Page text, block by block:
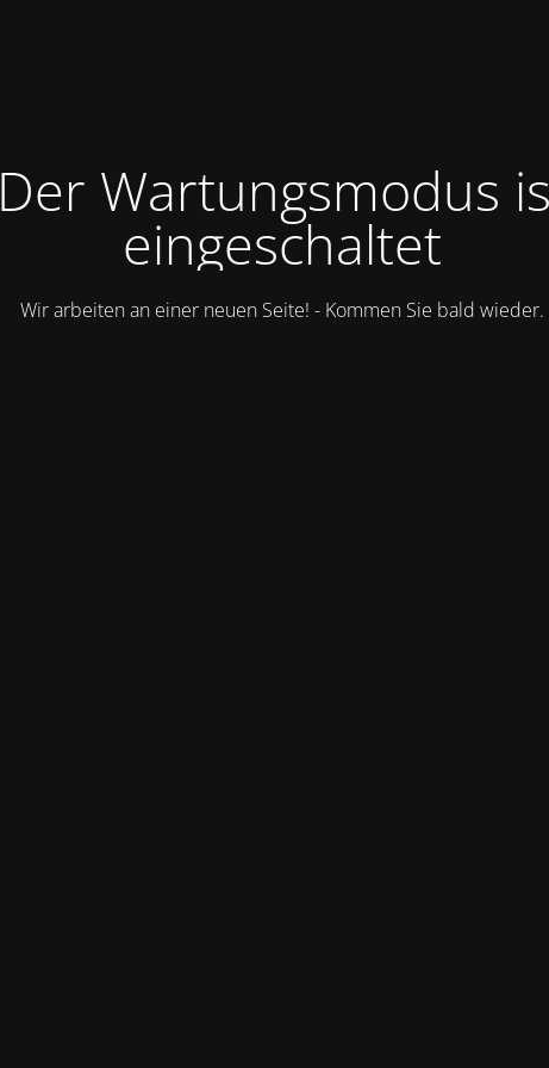
Der Wartungsmodus
eingeschaltet
Wir arbeiten an einer neuen Seite! - Kommen Sie bald wieder.